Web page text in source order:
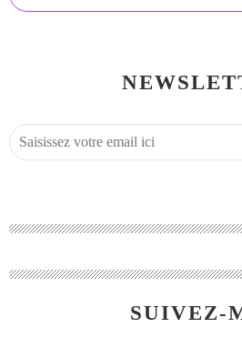
SUIVEZ-